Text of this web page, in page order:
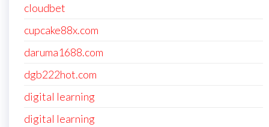
cloudbet
cupcake88x.com
daruma1688.com
dgb222hot.com
digital learning
digital learning